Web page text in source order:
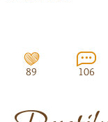
89 106